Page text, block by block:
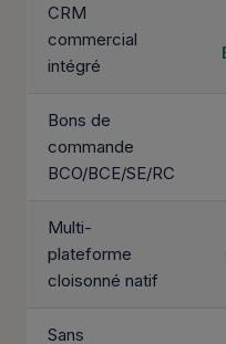
CRM
commercial
intégré
Bons de
commande
BCO/BCE/SE/RC
Multi-
plateforme
cloisonné natif
Sans